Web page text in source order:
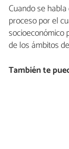
Cuando se
proceso por el
socioeconómico
de los ámbitos
También te